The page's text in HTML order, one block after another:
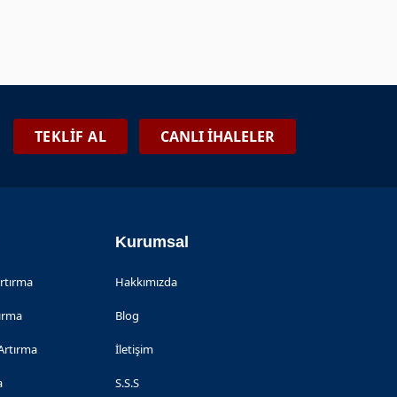
TEKLİF AL CANLI İHALELER
Kurumsal
Hakkımızda
Blog
İletişim
S.S.S